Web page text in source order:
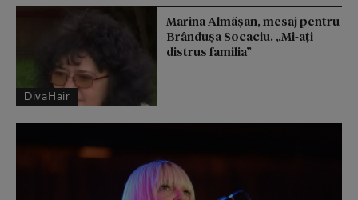
DivaHair
Marina Almășan, mesaj pentru
Brândușa Socaciu. „Mi-ați
distrus familia”